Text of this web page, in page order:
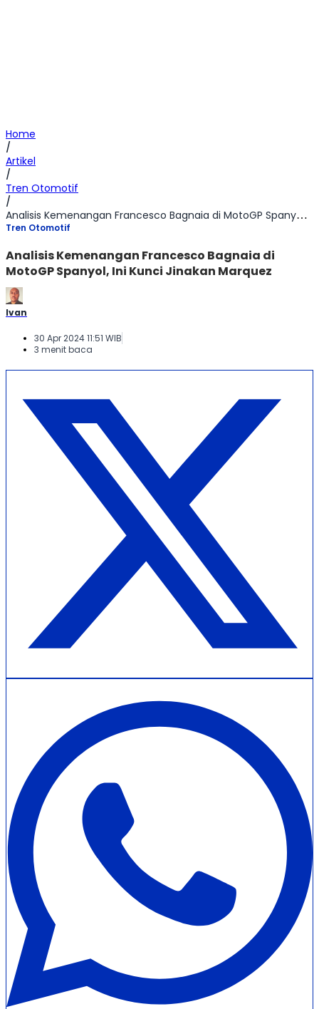
Home
/
Artikel
/
Tren Otomotif
/
Analisis Kemenangan Francesco Bagnaia di MotoGP Spanyol, Ini Kunci Jinakan Marquez
Tren Otomotif
Analisis Kemenangan Francesco Bagnaia di
MotoGP Spanyol, Ini Kunci Jinakan Marquez
Ivan
30 Apr 2024 11:51 WIB
3 menit baca